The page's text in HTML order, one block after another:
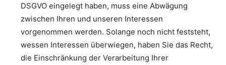
DSGVO eingelegt haben, muss eine Abwägung
zwischen Ihren und unseren Interessen
vorgenommen werden. Solange noch nicht feststeht,
wessen Interessen überwiegen, haben Sie das Recht,
die Einschränkung der Verarbeitung Ihrer